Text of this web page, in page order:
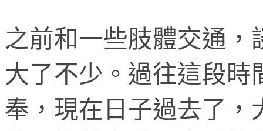
之前和一些肢體交通
大了不少。過往這段時
奉，現在日子過去了，